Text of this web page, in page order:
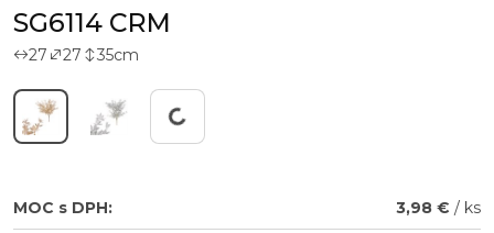
SG6114 CRM
27 27 35cm
Working...
MOC s DPH: 3,98 € / ks